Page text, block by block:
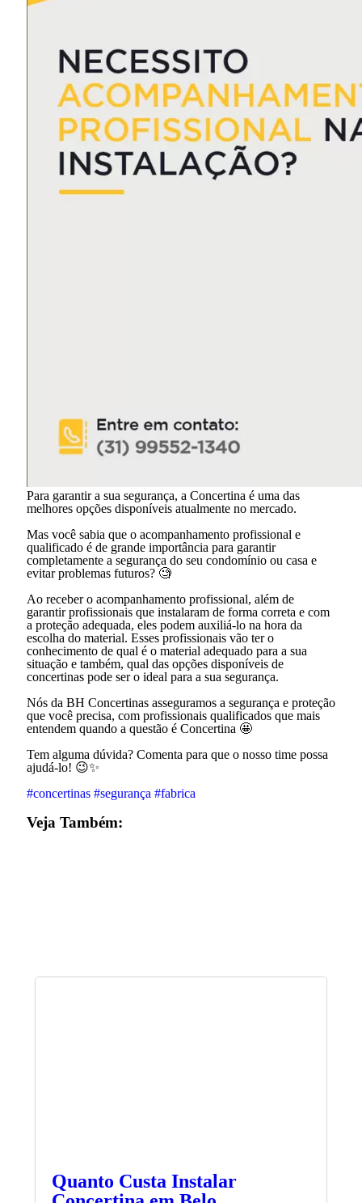
Para garantir a sua segurança, a Concertina é uma das
melhores opções disponíveis atualmente no mercado.
Mas você sabia que o acompanhamento profissional e
qualificado é de grande importância para garantir
completamente a segurança do seu condomínio ou casa e
evitar problemas futuros? 🧐
Ao receber o acompanhamento profissional, além de
garantir profissionais que instalaram de forma correta e com
a proteção adequada, eles podem auxiliá-lo na hora da
escolha do material. Esses profissionais vão ter o
conhecimento de qual é o material adequado para a sua
situação e também, qual das opções disponíveis de
concertinas pode ser o ideal para a sua segurança.
Nós da BH Concertinas asseguramos a segurança e proteção
que você precisa, com profissionais qualificados que mais
entendem quando a questão é Concertina 🤩
Tem alguma dúvida? Comenta para que o nosso time possa
ajudá-lo! 😉✨
#concertinas #segurança #fabrica
Veja Também:
Quanto Custa Instalar